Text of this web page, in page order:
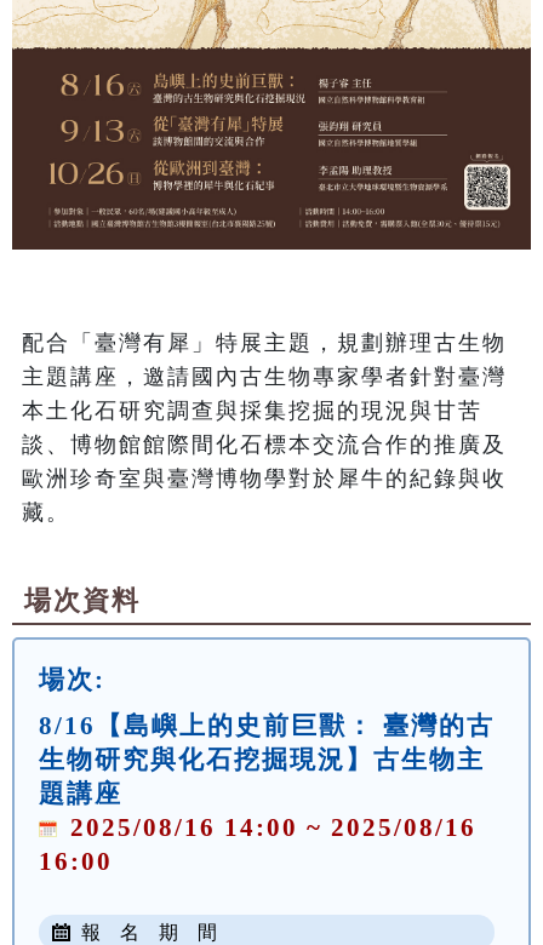
配合「臺灣有犀」特展主題，規劃辦理古生物
主題講座，邀請國內古生物專家學者針對臺灣
本土化石研究調查與採集挖掘的現況與甘苦
談、博物館館際間化石標本交流合作的推廣及
歐洲珍奇室與臺灣博物學對於犀牛的紀錄與收
藏。
場次資料
場次:
8/16【島嶼上的史前巨獸： 臺灣的古
生物研究與化石挖掘現況】古生物主
題講座
2025/08/16 14:00 ~ 2025/08/16
16:00
報 名 期 間